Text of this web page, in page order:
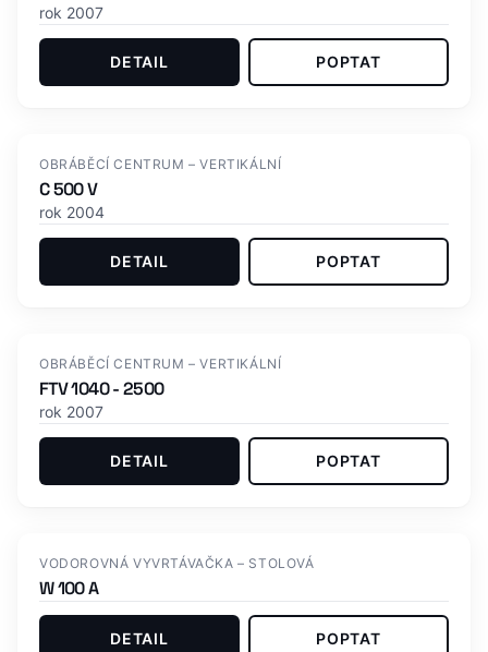
rok 2007
DETAIL POPTAT
Skladem
OBRÁBĚCÍ CENTRUM – VERTIKÁLNÍ
C 500 V
rok 2004
DETAIL POPTAT
OBRÁBĚCÍ CENTRUM – VERTIKÁLNÍ
FTV 1040 - 2500
rok 2007
DETAIL POPTAT
Skladem
VODOROVNÁ VYVRTÁVAČKA – STOLOVÁ
W 100 A
DETAIL POPTAT